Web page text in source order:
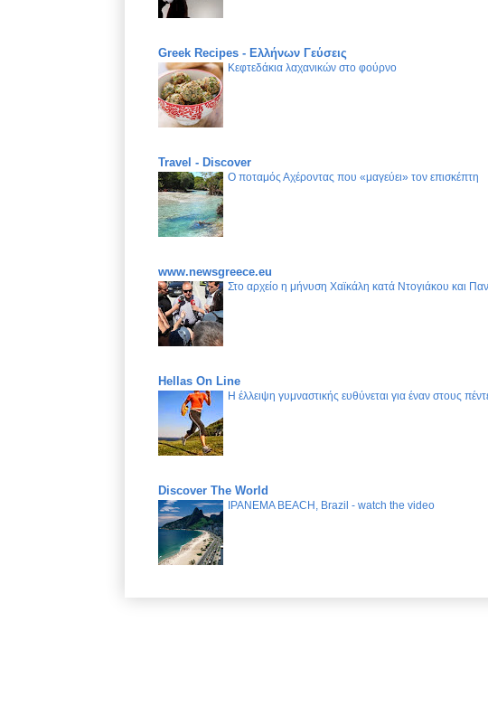
Greek Recipes - Ελλήνων Γεύσεις
Κεφτεδάκια λαχανικών στο φούρνο
Travel - Discover
Ο ποταμός Αχέροντας που «μαγεύει» τον επισκέπτη
www.newsgreece.eu
Στο αρχείο η μήνυση Χαϊκάλη κατά Ντογιάκου και
Hellas On Line
Η έλλειψη γυμναστικής ευθύνεται για έναν στους
Discover The World
IPANEMA BEACH, Brazil - watch the video